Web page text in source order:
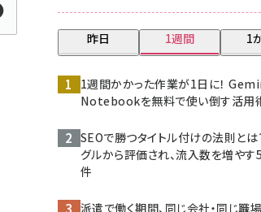
昨日 1週間 1
1週間かかった作業が1日に！
Notebookを無料で使い倒す活用
SEOで勝つタイトル付けの法則とは
グルから評価され、流入数を増やす
件
派遣で働く期間、同じ会社・同じ職